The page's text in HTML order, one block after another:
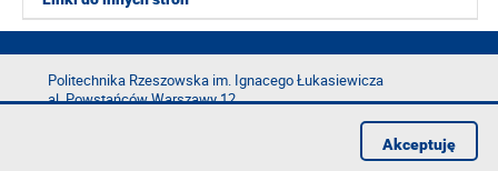
Politechnika Rzeszowska im. Ignacego Łukasiewicza
al. Powstańców Warszawy 12
Akceptuję